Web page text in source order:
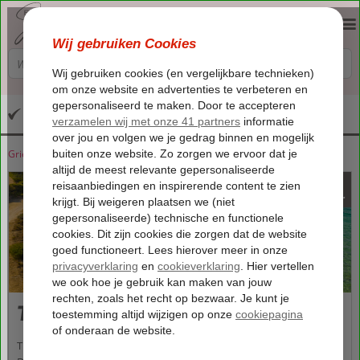
Altijd inclusief huurauto
Home
Griekenland Zakynthos Zakynthos Tragaki
935 p.p.
Tragaki
Tragaki is een pittoresk dorp gelegen op het prachtige Zakynthos.